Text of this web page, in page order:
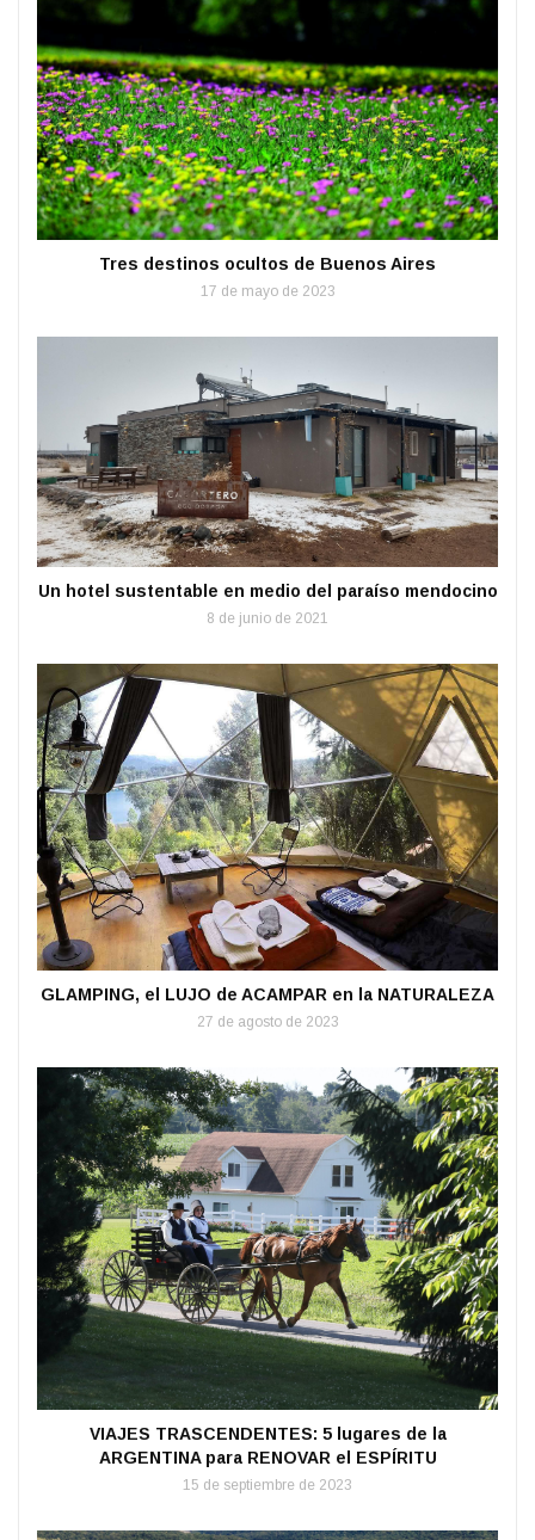
Tres destinos ocultos de Buenos Aires
17 de mayo de 2023
Un hotel sustentable en medio del paraíso mendocino
8 de junio de 2021
GLAMPING, el LUJO de ACAMPAR en la NATURALEZA
27 de agosto de 2023
VIAJES TRASCENDENTES: 5 lugares de la
ARGENTINA para RENOVAR el ESPÍRITU
15 de septiembre de 2023